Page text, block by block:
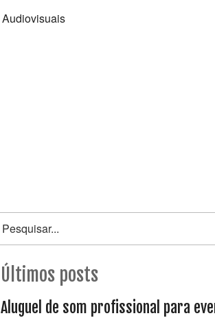
Últimos posts
Aluguel de som profissional para